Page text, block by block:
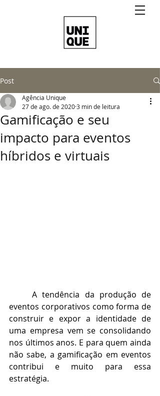
Post
Gamificação e seu
impacto para eventos
híbridos e virtuais
Agência Unique
27 de ago. de 20203 min de leitura
A tendência da produção de
eventos corporativos como forma de
construir e expor a identidade de
uma empresa vem se consolidando
nos últimos anos. E para quem ainda
não sabe, a gamificação em eventos
contribui e muito para essa
estratégia.